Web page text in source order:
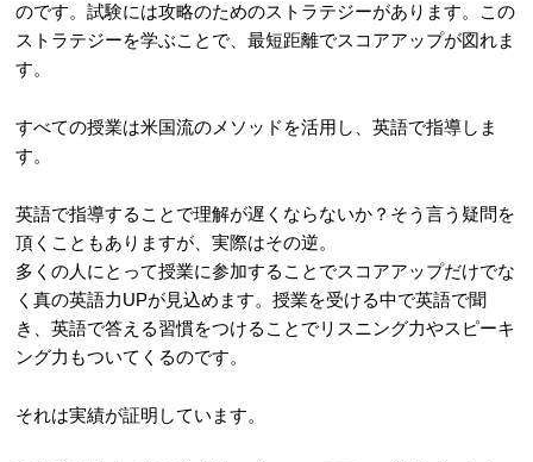
のです。試験には攻略のためのストラテジーがあります。この
ストラテジーを学ぶことで、最短距離でスコアアップが図れま
す。
すべての授業は米国流のメソッドを活用し、英語で指導しま
す。
英語で指導することで理解が遅くならないか？そう言う疑問を
頂くこともありますが、実際はその逆。
多くの人にとって授業に参加することでスコアアップだけでな
く真の英語力UPが見込めます。授業を受ける中で英語で聞
き、英語で答える習慣をつけることでリスニング力やスピーキ
ング力もついてくるのです。
それは実績が証明しています。